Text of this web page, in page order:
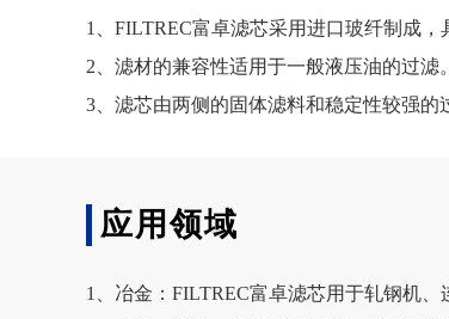
1、FILTREC富卓滤芯采用进口玻纤制成
2、滤材的兼容性适用于一般液压油的过滤。
3、滤芯由两侧的固体滤料和稳定性较强的
应用领域
1、冶金：FILTREC富卓滤芯用于轧钢机